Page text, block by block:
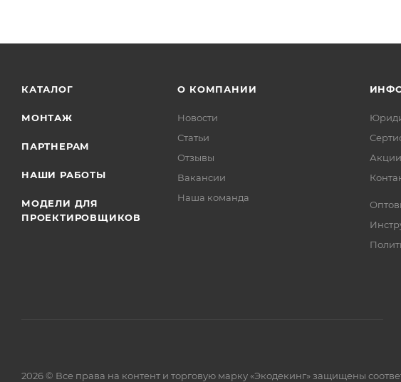
КАТАЛОГ
МОНТАЖ
ПАРТНЕРАМ
НАШИ РАБОТЫ
МОДЕЛИ ДЛЯ
ПРОЕКТИРОВЩИКОВ
О КОМПАНИИ
Новости
Статьи
Отзывы
Вакансии
Наша команда
Акции
2026 © Все права на контент и торговую марку «Экодекинг» защищены